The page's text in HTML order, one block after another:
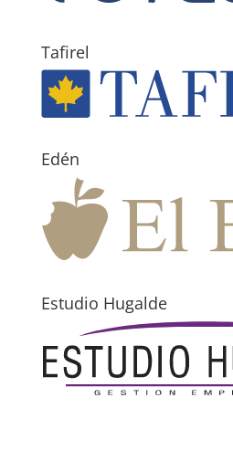
Tafirel
Edén
Estudio Hugalde